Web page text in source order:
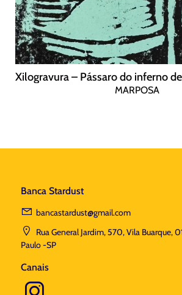
MARPOSA
Banca Stardust
bancastardust@gmail.com
Rua General Jardim, 570, Vila Buarque,
Paulo -SP
Canais